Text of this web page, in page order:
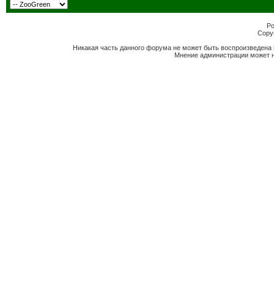
Никакая часть данного форума не может быть
Мнение администрации может